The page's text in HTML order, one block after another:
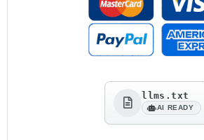
llms.txt
AI READY